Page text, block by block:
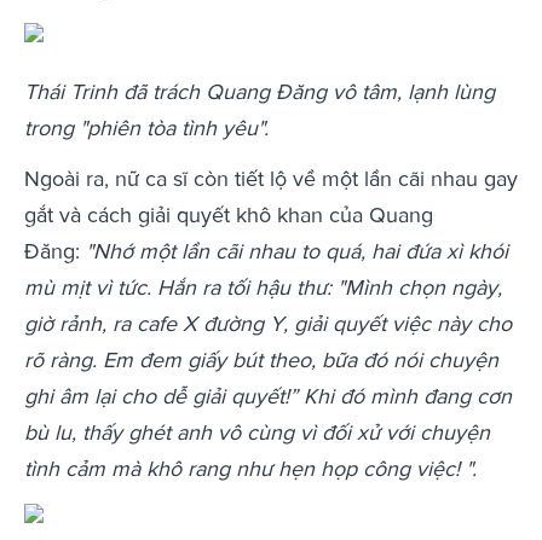
Thái Trinh đã trách Quang Đăng vô tâm, lạnh lùng
trong "phiên tòa tình yêu".
Ngoài ra, nữ ca sĩ còn tiết lộ về một lần cãi nhau gay
gắt và cách giải quyết khô khan của Quang
Đăng: "Nhớ một lần cãi nhau to quá, hai đứa xì khói
mù mịt vì tức. Hắn ra tối hậu thư: "Mình chọn ngày,
giờ rảnh, ra cafe X đường Y, giải quyết việc này cho
rõ ràng. Em đem giấy bút theo, bữa đó nói chuyện
ghi âm lại cho dễ giải quyết!” Khi đó mình đang cơn
bù lu, thấy ghét anh vô cùng vì đối xử với chuyện
tình cảm mà khô rang như hẹn họp công việc! ".